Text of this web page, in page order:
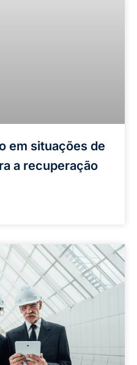
em situações de
a recuperação